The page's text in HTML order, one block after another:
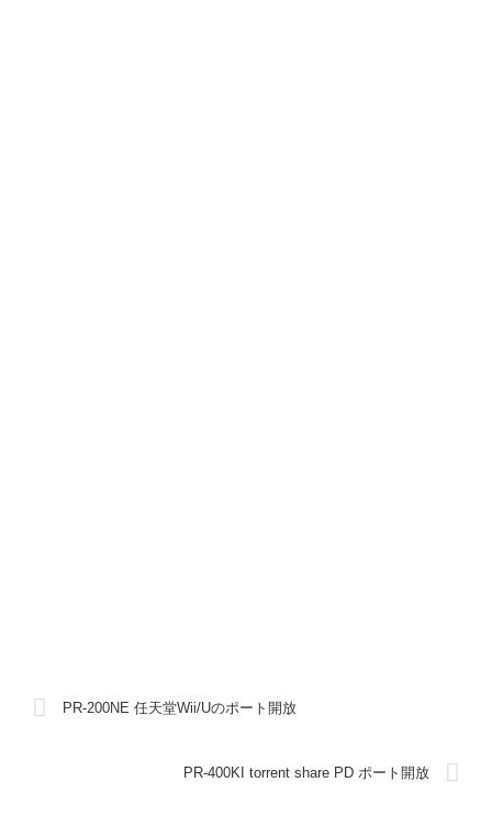
PR-200NE 任天堂Wii/Uのポート開放
PR-400KI torrent share PD ポート開放